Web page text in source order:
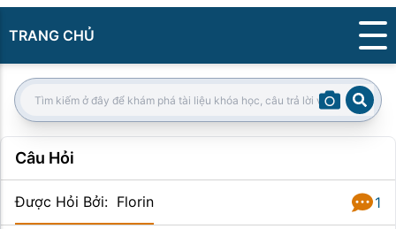
TRANG CHỦ
Search:
Câu Hỏi
Được Hỏi Bởi: Florin
Câu
1